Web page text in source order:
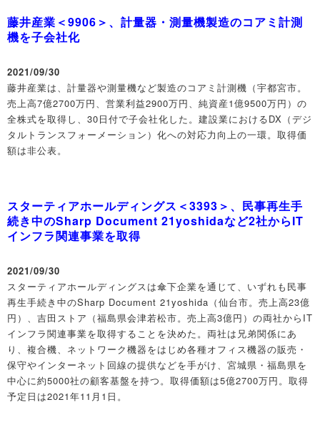
藤井産業＜9906＞、計量器・測量機製造のコアミ計測
機を子会社化
2021/09/30
藤井産業は、計量器や測量機など製造のコアミ計測機（宇都宮市。
売上高7億2700万円、営業利益2900万円、純資産1億9500万円）の
全株式を取得し、30日付で子会社化した。建設業におけるDX（デジ
タルトランスフォーメーション）化への対応力向上の一環。取得価
額は非公表。
スターティアホールディングス＜3393＞、民事再生手
続き中のSharp Document 21yoshidaなど2社からIT
インフラ関連事業を取得
2021/09/30
スターティアホールディングスは傘下企業を通じて、いずれも民事
再生手続き中のSharp Document 21yoshida（仙台市。売上高23億
円）、吉田ストア（福島県会津若松市。売上高3億円）の両社からIT
インフラ関連事業を取得することを決めた。両社は兄弟関係にあ
り、複合機、ネットワーク機器をはじめ各種オフィス機器の販売・
保守やインターネット回線の提供などを手がけ、宮城県・福島県を
中心に約5000社の顧客基盤を持つ。取得価額は5億2700万円。取得
予定日は2021年11月1日。